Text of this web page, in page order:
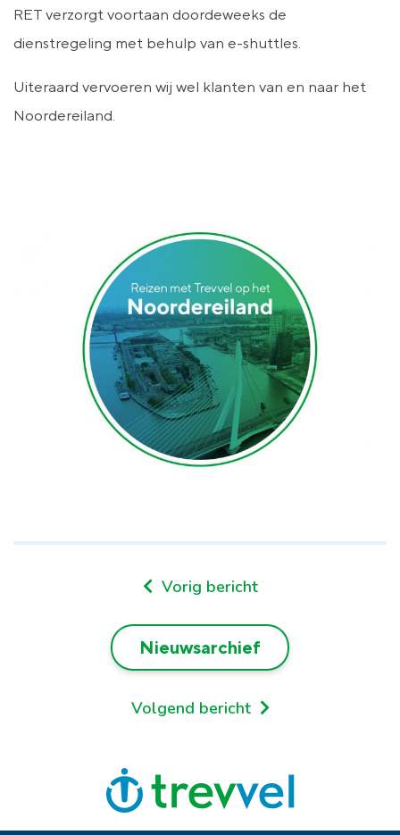
RET verzorgt voortaan doordeweeks de
dienstregeling met behulp van e-shuttles.
Uiteraard vervoeren wij wel klanten van en naar het
Noordereiland.
Vorig bericht
Nieuwsarchief
Volgend bericht